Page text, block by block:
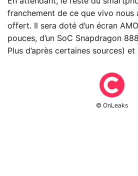
franchement de ce que vivo nous
offert. Il sera doté d’un écran
pouces, d’un SoC Snapdragon
Plus d’après certaines sources)
© OnLeaks